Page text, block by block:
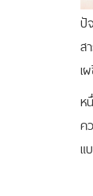
ปั
ส
เ
ห
ค
แ